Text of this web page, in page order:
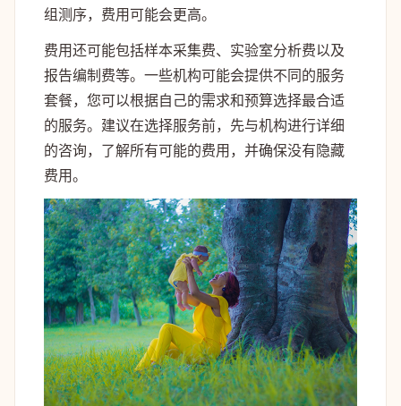
组测序，费用可能会更高。
费用还可能包括样本采集费、实验室分析费以及
报告编制费等。一些机构可能会提供不同的服务
套餐，您可以根据自己的需求和预算选择最合适
的服务。建议在选择服务前，先与机构进行详细
的咨询，了解所有可能的费用，并确保没有隐藏
费用。